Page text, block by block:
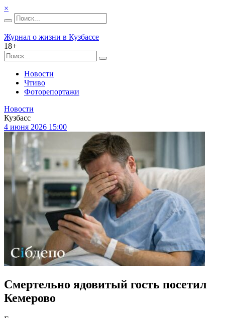
×
Журнал о жизни в Кузбассе
18+
Новости
Чтиво
Фоторепортажи
Новости
Кузбасс
4 июня 2026 15:00
Смертельно ядовитый гость посетил
Кемерово